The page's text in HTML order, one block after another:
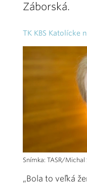
Záborská.
TK KBS Katolícke
Snímka: TASR/Michal
„Bola to veľká